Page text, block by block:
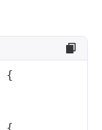
{